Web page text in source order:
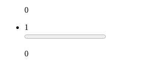
0
1
0